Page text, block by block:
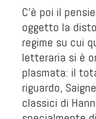
C’è poi il
oggetto la
regime su cui
letteraria si è
plasmata: il
riguardo,
classici di